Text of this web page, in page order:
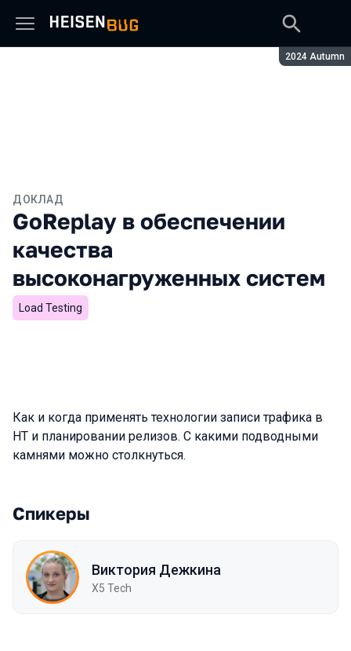
Сезон:
2024 Autumn
ДОКЛАД
GoReplay в обеспечении
качества
высоконагруженных систем
Load Testing
Как и когда применять технологии записи трафика в
НТ и планировании релизов. С какими подводными
камнями можно столкнуться.
Спикеры
Виктория Дежкина
X5 Tech